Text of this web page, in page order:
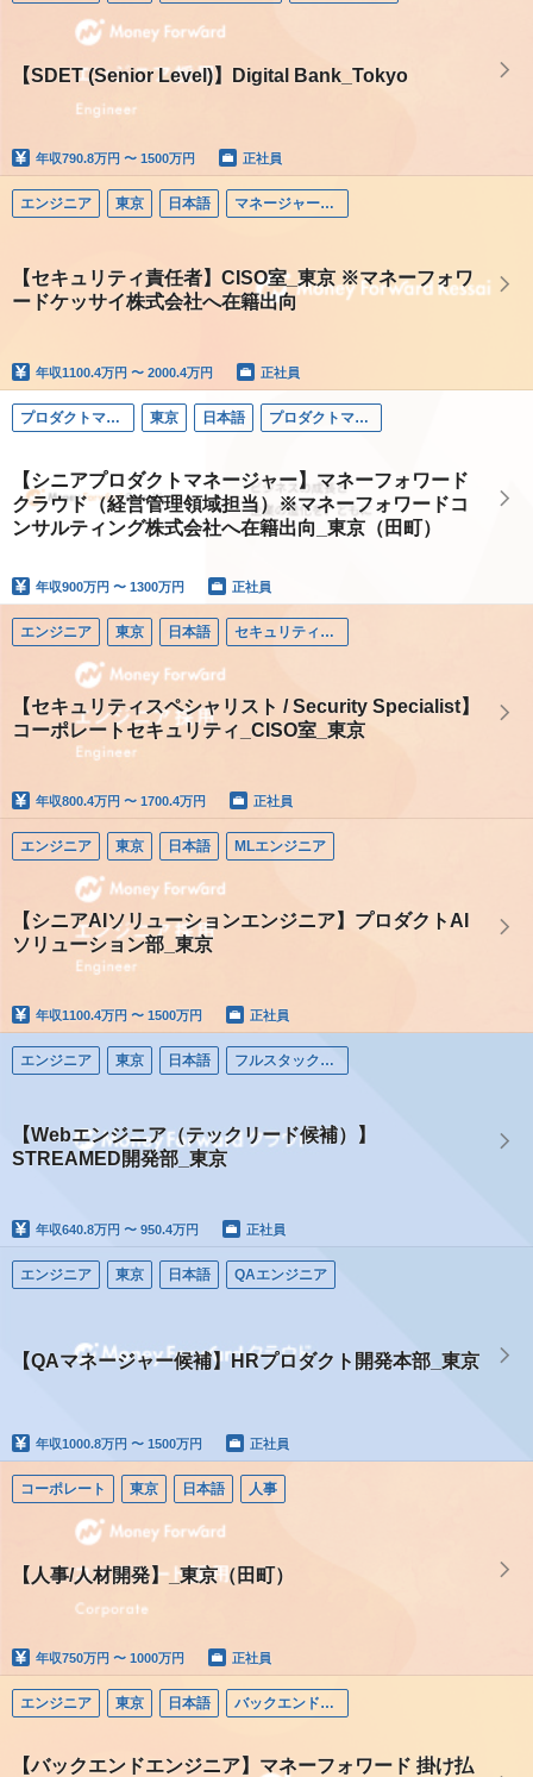
【SDET (Senior Level)】Digital Bank_Tokyo
年収790.8万円 〜 1500万円 正社員
エンジニア 東京 日本語 マネージャー（エンジニア）
【セキュリティ責任者】CISO室_東京 ※マネーフォワ
ードケッサイ株式会社へ在籍出向
年収1100.4万円 〜 2000.4万円 正社員
プロダクトマネージャー 東京 日本語 プロダクトマネージャー
【シニアプロダクトマネージャー】マネーフォワード
クラウド（経営管理領域担当）※マネーフォワードコ
ンサルティング株式会社へ在籍出向_東京（田町）
年収900万円 〜 1300万円 正社員
エンジニア 東京 日本語 セキュリティエンジニア
【セキュリティスペシャリスト / Security Specialist】
コーポレートセキュリティ_CISO室_東京
年収800.4万円 〜 1700.4万円 正社員
エンジニア 東京 日本語 MLエンジニア
【シニアAIソリューションエンジニア】プロダクトAI
ソリューション部_東京
年収1100.4万円 〜 1500万円 正社員
エンジニア 東京 日本語 フルスタックエンジニア
【Webエンジニア（テックリード候補）】
STREAMED開発部_東京
年収640.8万円 〜 950.4万円 正社員
エンジニア 東京 日本語 QAエンジニア
【QAマネージャー候補】HRプロダクト開発本部_東京
年収1000.8万円 〜 1500万円 正社員
コーポレート 東京 日本語 人事
【人事/人材開発】_東京（田町）
年収750万円 〜 1000万円 正社員
エンジニア 東京 日本語 バックエンドエンジニア
【バックエンドエンジニア】マネーフォワード 掛け払